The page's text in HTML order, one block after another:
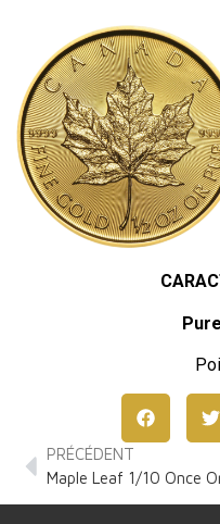
PRÉCÉDENT
Maple Leaf 1/10 Once